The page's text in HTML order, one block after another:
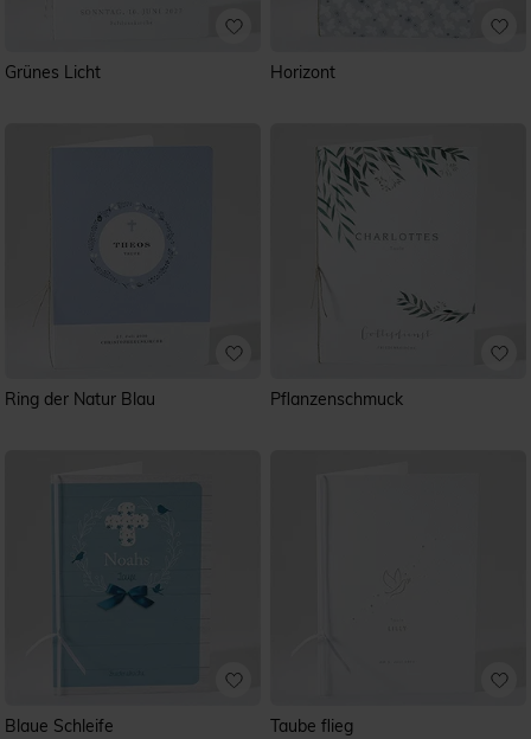
Grünes Licht Horizont
Ring der Natur Blau Pflanzenschmuck
Blaue Schleife Taube flieg